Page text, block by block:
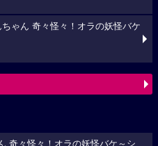
ゃん 奇々怪々！オラの妖怪バケ
奇々怪々！オラの妖怪バケ～シ